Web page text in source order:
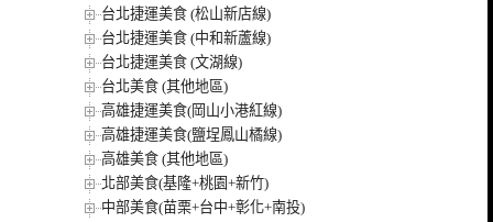
台北捷運美食 (松山新店線)
台北捷運美食 (中和新蘆線)
台北捷運美食 (文湖線)
台北美食 (其他地區)
高雄捷運美食(岡山小港紅線)
高雄捷運美食(鹽埕鳳山橘線)
高雄美食 (其他地區)
北部美食(基隆+桃園+新竹)
中部美食(苗栗+台中+彰化+南投)